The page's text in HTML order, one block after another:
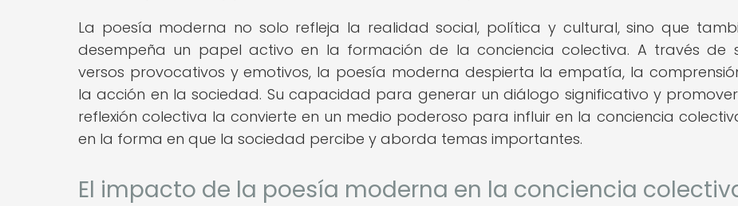
La poesía moderna no solo refleja la realidad social, política y cultural, sino que
desempeña un papel activo en la formación de la conciencia colectiva. A través de
versos provocativos y emotivos, la poesía moderna despierta la empatía, la
la acción en la sociedad. Su capacidad para generar un diálogo significativo y
reflexión colectiva la convierte en un medio poderoso para influir en la conciencia
en la forma en que la sociedad percibe y aborda temas importantes.
El impacto de la poesía moderna en la conciencia